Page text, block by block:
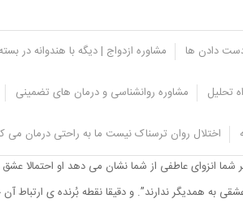
دست دادن ها مشاوره ازدواج | دیگه با هندوانه در
تحلیل مشاوره روانشناسی و درمان های تضمینی
اختلال روان ترسناک نیست ما به راحتی درمان می
انزوای عاطفی از شما نشان می دهد او احتمالا
عشقی به همدیگر ندارند”. و دقیقا نقطه بُرنده ی